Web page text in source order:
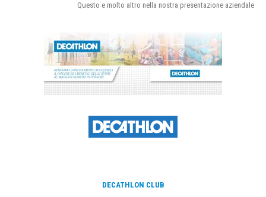
Questo e molto altro nella nostra presentazione aziendale
DECATHLON CLUB